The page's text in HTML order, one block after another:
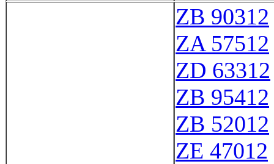
ZB 90312
ZA 57512
ZD 63312
ZB 95412
ZB 52012
ZE 47012